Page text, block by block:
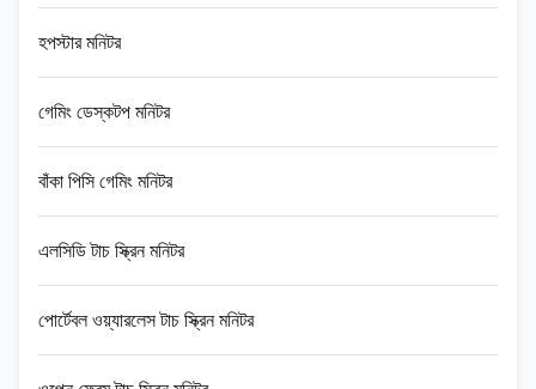
হপস্টার মনিটর
গেমিং ডেস্কটপ মনিটর
বাঁকা পিসি গেমিং মনিটর
এলসিডি টাচ স্ক্রিন মনিটর
পোর্টেবল ওয়্যারলেস টাচ স্ক্রিন মনিটর